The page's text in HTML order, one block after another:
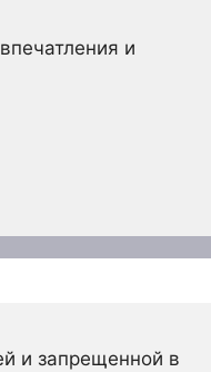
и
и запрещенной в